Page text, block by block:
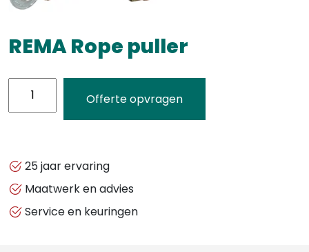
REMA Rope puller
REMA
Offerte opvragen
25 jaar ervaring
Maatwerk en advies
Service en keuringen